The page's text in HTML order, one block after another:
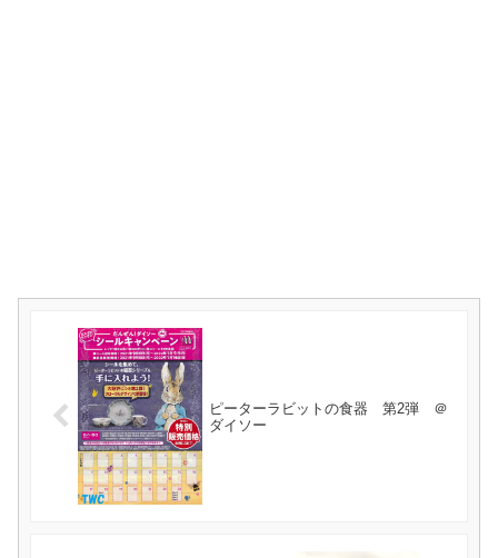
ピーターラビットの食器 第2弾 ＠
ダイソー